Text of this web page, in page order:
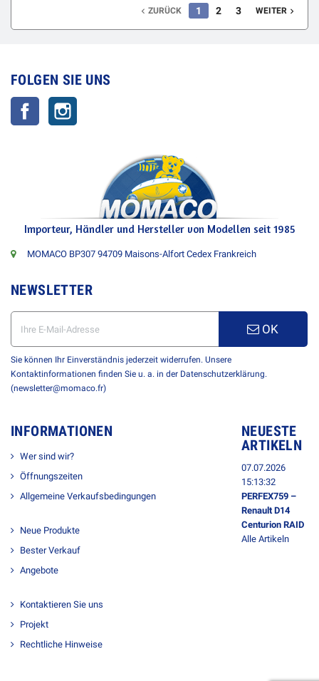
 ZURÜCK 1 2 3 WEITER 
FOLGEN SIE UNS
Facebook
Importeur, Händler und Hersteller von Modellen seit 1985
MOMACO BP307 94709 Maisons-Alfort Cedex Frankreich
NEWSLETTER
OK
Sie können Ihr Einverständnis jederzeit widerrufen. Unsere
Kontaktinformationen finden Sie u. a. in der Datenschutzerklärung.
(newsletter@momaco.fr)
INFORMATIONEN
Wer sind wir?
Öffnungszeiten
Allgemeine Verkaufsbedingungen
Neue Produkte
Bester Verkauf
Angebote
Kontaktieren Sie uns
Projekt
Rechtliche Hinweise
NEUESTE
ARTIKELN
07.07.2026
15:13:32
PERFEX759 –
Renault D14
Centurion RAID
Alle Artikeln